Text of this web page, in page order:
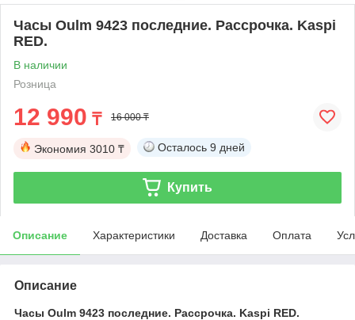
Часы Oulm 9423 последние. Рассрочка. Kaspi
RED.
В наличии
Розница
12 990 ₸ 16 000 ₸
Экономия 3010 ₸ Осталось 9 дней
Купить
Описание Характеристики Доставка Оплата
Описание
Часы Oulm 9423 последние. Рассрочка. Kaspi RED.